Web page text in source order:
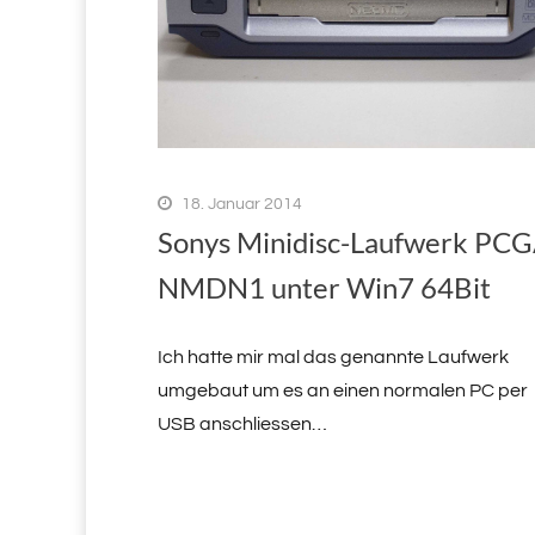
18. Januar 2014
Sonys Minidisc-Laufwerk
NMDN1 unter Win7 64Bit
Ich hatte mir mal das genannte Laufwerk
umgebaut um es an einen normalen PC per
USB anschliessen…